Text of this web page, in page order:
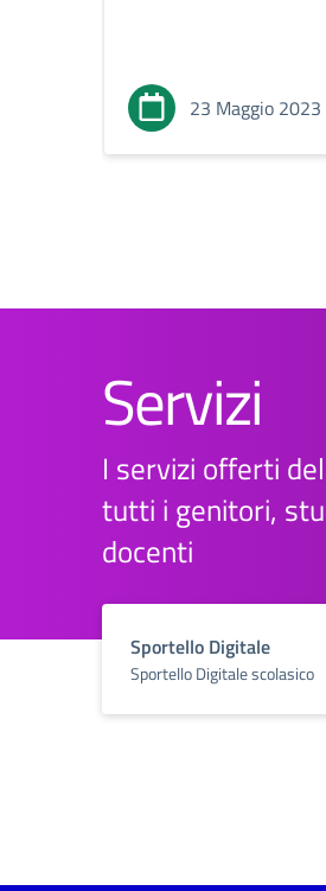
23 Maggio 2023
Servizi
I servizi offerti
tutti i genitori,
docenti
Sportello Digitale
Sportello Digitale scolasico